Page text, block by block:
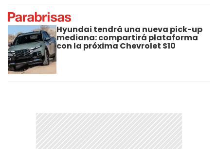
Hyundai tendrá una nueva pick-up
mediana: compartirá plataforma
con la próxima Chevrolet S10